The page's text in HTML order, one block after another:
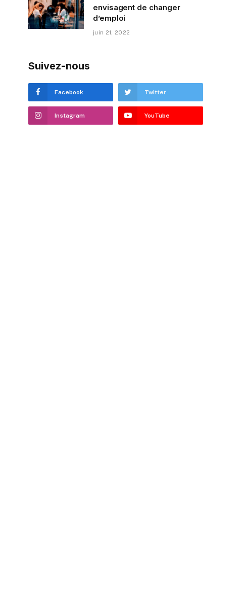
envisagent de changer
d’emploi
juin 21, 2022
Suivez-nous
Facebook Twitter
Instagram YouTube